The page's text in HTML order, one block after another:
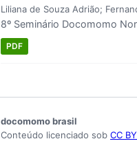
Liliana de Souza Adrião;
8º Seminário Docomomo
PDF
docomomo brasil
Conteúdo licenciado sob CC